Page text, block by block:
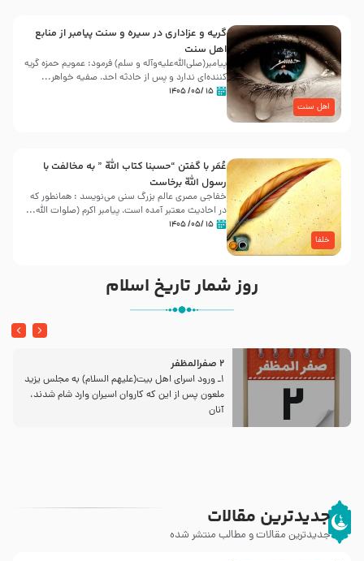
اهل سنت
گریه و عزاداری در سیره و سنت پیامبر از منابع
اهل سنت
پیامبر(صلی‌الله‌علیه‌وآله و سلم) فرمود: عمویم حمزه گریه
کننده‌ای ندارد و پس از حادثه احد، صفیه خواهر...
۱۵ /۰۵/ ۱۴۰۵
خلفا
عُمَر با گفتن “حسبنا كتاب اللّه ” به مخالفت با
رسول اللّه برخاست
خفاجی مصری عالم بزرگ سنی می‌نویسد : همانطور که
در احادیث معتبر آمده است، پیامبر اکرم (صلوات اللّه...
۱۵ /۰۵/ ۱۴۰۵
روز شمار تاریخ اسلام
2 صفرالمظفر
1ـ ورود اسراى اهل بیت‌(علیهم السلام) به مجلس یزید
ملعون پس از این كه كاروان اسیران وارد شام شدند،
آنان
جدیدترین مقالات
جدیدترین مقالات و مطالب منتشر شده